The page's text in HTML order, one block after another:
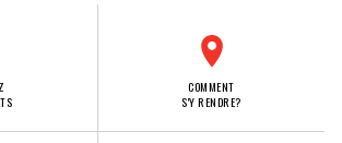
COMMENT
S'Y RENDRE?